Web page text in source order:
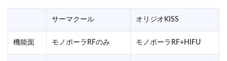
サーマクール オリジオKISS
機能面 モノポーラRFのみ モノポーラRF+HIFU